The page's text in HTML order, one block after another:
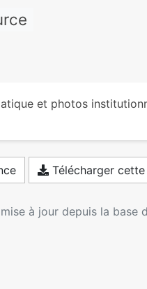
et photos
Télécharger
à jour depuis la base